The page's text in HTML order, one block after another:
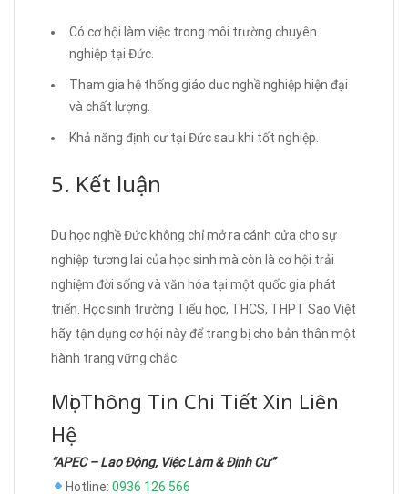
Có cơ hội làm việc trong môi trường chuyên
nghiệp tại Đức.
Tham gia hệ thống giáo dục nghề nghiệp hiện đại
và chất lượng.
Khả năng định cư tại Đức sau khi tốt nghiệp.
5. Kết luận
Du học nghề Đức không chỉ mở ra cánh cửa cho sự
nghiệp tương lai của học sinh mà còn là cơ hội trải
nghiệm đời sống và văn hóa tại một quốc gia phát
triển. Học sinh trường Tiểu học, THCS, THPT Sao Việt
hãy tận dụng cơ hội này để trang bị cho bản thân một
hành trang vững chắc.
Mọi Thông Tin Chi Tiết Xin Liên
Hệ
“APEC – Lao Động, Việc Làm & Định Cư”
Hotline: 0936 126 566